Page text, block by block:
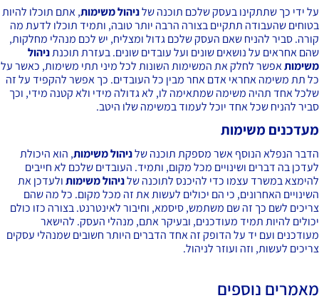
ידי כך שתתקינו בעסק שלכם תוכנה שלניהול משימות, אתם תוכלו להיות
שהעבודה תתקיים בצורה הרבה יותר טובה, ותמיד תוכלו לדעת מה
סביר להניח שאם העסק שלכם גדול ומצליח, יש לכם מנהלי מחלקות,
אחראים על נושאים שונים ועל עובדים שונים. בעזרת תוכנתניהול
אפשר לחלק את המשימות השונות לכל מיני תתי משימות, כאשר על
תת משימה אחראי אדם אחר מבין כל העובדים. כך אפשר להקפיד על זה
אחד תהיה משימה שמתאימה לו, לא גדולה מידי ולא קטנה מידי, וכך
להניח שכל אחד יוכל לעמוד במשימה שלו היטב.
משימות
הנפלא הנוסף אשר מספקת תוכנה שלניהול משימות, הוא היכולת
בה דברים ושינויים מכל מקום, ותמיד. העובדים שלכם לא חייבים
במשרד עצמו כדי להיכנס לתוכנה שלניהול משימותולעדכן את
האחרונים, כי הם יכולים לעשות את זה מכל מקום. כל מה שהם
לשם כך זה שם משתמש, סיסמא, וחיבור לאינטרנט. בצורה כזו כולם
להיות תמיד מעודכנים, ובעיקר אתם, מנהלי העסק. להישאר
ועם יד על הדופק זה אחד הדברים היותר חשובים שמנהלי עסקים
לעשות, וזה ועוזר לניהול.
נוספים